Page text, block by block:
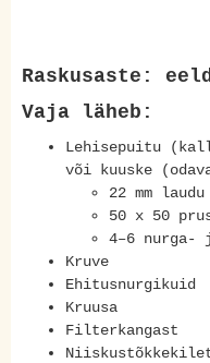
Raskusaste:
Vaja läheb:
Lehisepuitu
või kuuske
22 mm laudu
50 x 50
4–6 nurga-
Kruve
Ehitusnurgikuid
Kruusa
Filterkangast